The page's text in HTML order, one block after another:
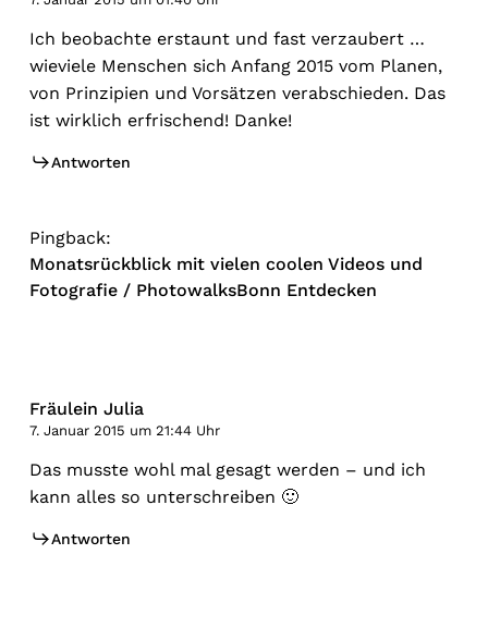
Ich beobachte erstaunt und fast verzaubert …
wieviele Menschen sich Anfang 2015 vom Planen,
von Prinzipien und Vorsätzen verabschieden. Das
ist wirklich erfrischend! Danke!
Antworten
Pingback:
Monatsrückblick mit vielen coolen Videos und
Fotografie / PhotowalksBonn Entdecken
Fräulein Julia
7. Januar 2015 um 21:44 Uhr
Das musste wohl mal gesagt werden – und ich
kann alles so unterschreiben 🙂
Antworten